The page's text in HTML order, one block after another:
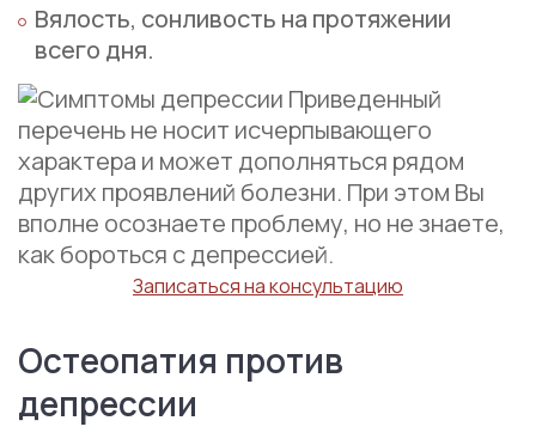
Вялость, сонливость на протяжении
всего дня.
Приведенный
перечень не носит исчерпывающего
характера и может дополняться рядом
других проявлений болезни. При этом Вы
вполне осознаете проблему, но не знаете,
как бороться с депрессией.
Записаться на консультацию
Остеопатия против
депрессии